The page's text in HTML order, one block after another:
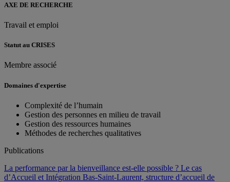
AXE DE RECHERCHE
Travail et emploi
Statut au CRISES
Membre associé
Domaines d'expertise
Complexité de l’humain
Gestion des personnes en milieu de travail
Gestion des ressources humaines
Méthodes de recherches qualitatives
Publications
La performance par la bienveillance est-elle possible ? Le cas
d’Accueil et Intégration Bas-Saint-Laurent, structure d’accueil de